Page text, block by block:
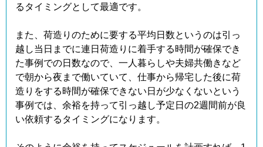
るタイミングとして最適です。
また、荷造りのために要する平均日数というのは引っ
越し当日までに連日荷造りに着手する時間が確保でき
た事例での日数なので、一人暮らしや夫婦共働きなど
で朝から夜まで働いていて、仕事から帰宅した後に荷
造りをする時間が確保できない日が少なくないという
事例では、余裕を持って引っ越し予定日の2週間前が良
い依頼するタイミングになります。